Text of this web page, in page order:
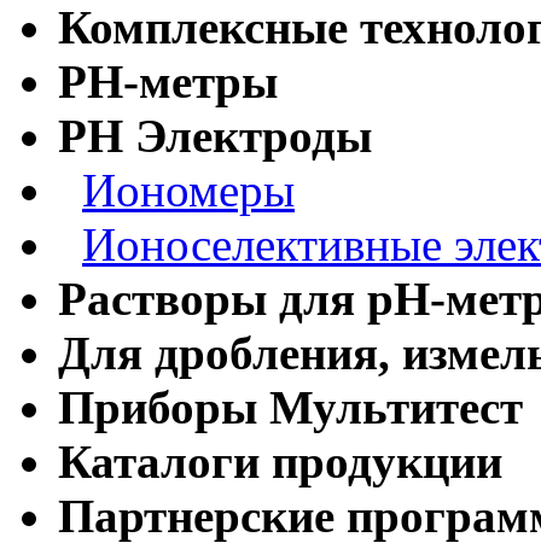
Комплексные
РН-метры
РН Электроды
Иономеры
Ионоселективные
Растворы для рН-
Для дробления,
Приборы Мультитест
Каталоги продукции
Партнерские